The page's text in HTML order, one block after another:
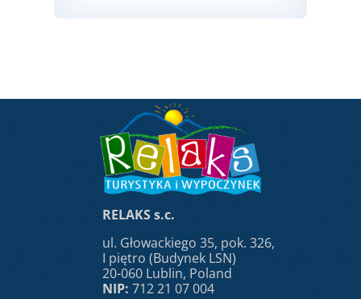
RELAKS s.c.
ul. Głowackiego 35, pok. 326,
I piętro (Budynek LSN)
20-060 Lublin, Poland
NIP: 712 21 07 004